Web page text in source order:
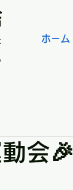
ホーム
会🎉